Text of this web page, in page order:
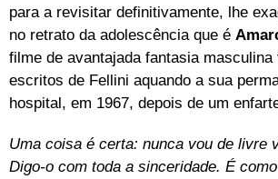
para a revisitar definitivamente, lhe
no retrato da adolescência que é
filme de avantajada fantasia masculina
escritos de Fellini aquando a sua
hospital, em 1967, depois de um
Uma coisa é certa: nunca vou de livre
Digo-o com toda a sinceridade. É